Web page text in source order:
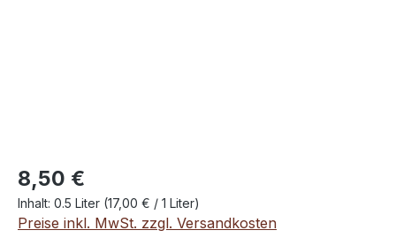
Regulärer Preis:
8,50 €
Inhalt: 0.5 Liter (17,00 € / 1 Liter)
Preise inkl. MwSt. zzgl. Versandkosten